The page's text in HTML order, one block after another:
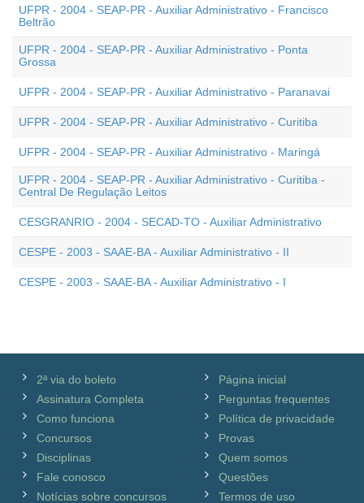
UFPR - 2004 - SEAP-PR - Auxiliar Administrativo - Francisco
Beltrão
UFPR - 2004 - SEAP-PR - Auxiliar Administrativo - Ponta
Grossa
UFPR - 2004 - SEAP-PR - Auxiliar Administrativo - Paranavai
UFPR - 2004 - SEAP-PR - Auxiliar Administrativo - Curitiba
UFPR - 2004 - SEAP-PR - Auxiliar Administrativo - Maringá
UFPR - 2004 - SEAP-PR - Auxiliar Administrativo - Curitiba -
Central De Regulação Leitos
CESGRANRIO - 2004 - SECAD-TO - Auxiliar Administrativo
CESPE - 2003 - SAAE-BA - Auxiliar Administrativo - II
CESPE - 2003 - SAAE-BA - Auxiliar Administrativo - I
2ª via do boleto
Assinatura Completa
Como funciona
Concursos
Disciplinas
Fale conosco
Notícias sobre concursos
Página inicial
Perguntas frequentes
Política de privacidade
Provas
Quem somos
Questões
Termos de uso